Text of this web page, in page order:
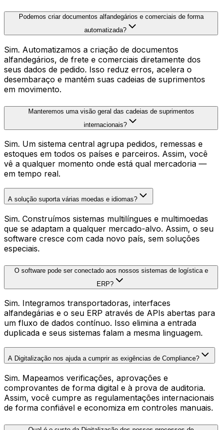
Podemos criar documentos alfandegários e comerciais de forma
automatizada?
Sim. Automatizamos a criação de documentos
alfandegários, de frete e comerciais diretamente dos
seus dados de pedido. Isso reduz erros, acelera o
desembaraço e mantém suas cadeias de suprimentos
em movimento.
Manteremos uma visão geral das cadeias de suprimentos
internacionais?
Sim. Um sistema central agrupa pedidos, remessas e
estoques em todos os países e parceiros. Assim, você
vê a qualquer momento onde está qual mercadoria —
em tempo real.
A solução suporta várias moedas e idiomas?
Sim. Construímos sistemas multilíngues e multimoedas
que se adaptam a qualquer mercado-alvo. Assim, o seu
software cresce com cada novo país, sem soluções
especiais.
O software pode ser conectado aos nossos sistemas de logística e
ERP?
Sim. Integramos transportadoras, interfaces
alfandegárias e o seu ERP através de APIs abertas para
um fluxo de dados contínuo. Isso elimina a entrada
duplicada e seus sistemas falam a mesma linguagem.
A Digitalização nos ajuda a cumprir as exigências de Compliance?
Sim. Mapeamos verificações, aprovações e
comprovantes de forma digital e à prova de auditoria.
Assim, você cumpre as regulamentações internacionais
de forma confiável e economiza em controles manuais.